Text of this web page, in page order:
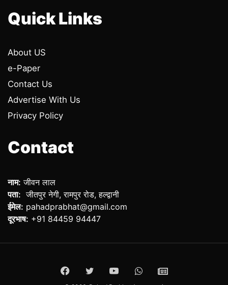
Quick Links
About US
e-Paper
Contact Us
Advertise With Us
Privacy Policy
Contact
नाम: जीवन लाल
पता: जीतपुर नेगी, रामपुर रोड, हल्द्वानी
ईमेल: pahadprabhat@gmail.com
दूरभाष: +91 84459 94447
Facebook
TwitterYouTubeWhatsApp
ePaper